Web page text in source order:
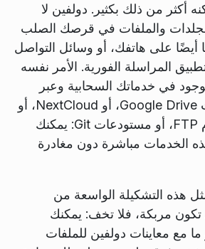
أكثر من ذلك بكثير. دولفين لا
والملفات في قرصك الصلب
على هاتفك، أو وسائل التواصل
المراسلة الفورية. الأمر نفسه
في خدماتك السحابية وعبر
الإنترنت، سواء كانت Google Drive، أو NextCloud، أو
DropBox، أو خوادم FTP، أو مستودعات Git: يمكنك
الخدمات مباشرة دون مغادرة
هذه التشكيلة الواسعة من
تكون مربكة، فلا تخف: يمكنك
مع معاينات دولفين للملفات